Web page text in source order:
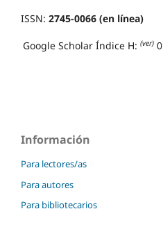
ISSN: 2745-0066 (en línea)
Google Scholar Índice H: (ver) 0
Información
Para lectores/as
Para autores
Para bibliotecarios